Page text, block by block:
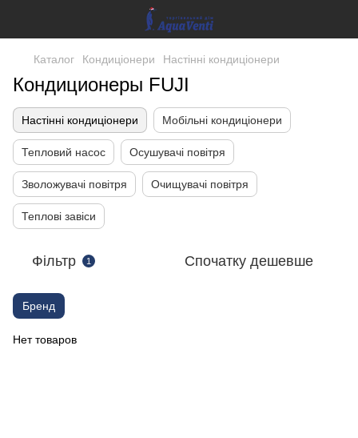
Каталог Кондиціонери Настінні кондиціонери
Кондиционеры FUJI
Настінні кондиціонери Мобільні кондиціонери
Тепловий насос Осушувачі повітря
Зволожувачі повітря Очищувачі повітря
Теплові завіси
Фільтр 1 Спочатку дешевше
Бренд
Нет товаров